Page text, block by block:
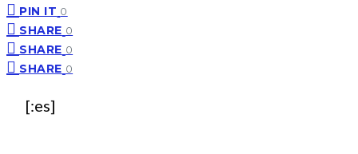
PIN IT 0
SHARE 0
SHARE 0
SHARE 0
[:es]